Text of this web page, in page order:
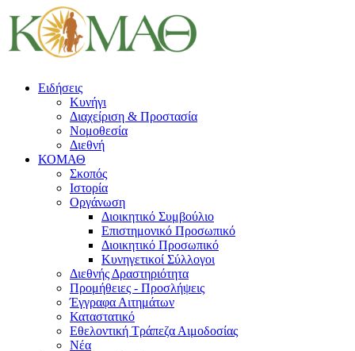
Ειδήσεις
Κυνήγι
Διαχείριση & Προστασία
Νομοθεσία
Διεθνή
ΚΟΜΑΘ
Σκοπός
Ιστορία
Οργάνωση
Διοικητικό Συμβούλιο
Επιστημονικό Προσωπικό
Διοικητικό Προσωπικό
Κυνηγετικοί Σύλλογοι
Διεθνής Δραστηριότητα
Προμήθειες - Προσλήψεις
Έγγραφα Αιτημάτων
Καταστατικό
Εθελοντική Τράπεζα Αιμοδοσίας
Νέα